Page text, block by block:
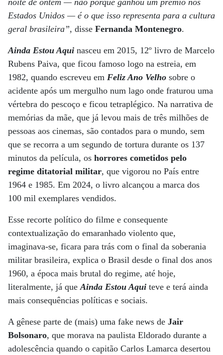
noite de ontem — não porque ganhou um prêmio nos
Estados Unidos — é o que isso representa para a cultura
geral brasileira”, disse Fernanda Montenegro.
Ainda Estou Aqui nasceu em 2015, 12º livro de Marcelo
Rubens Paiva, que ficou famoso logo na estreia, em
1982, quando escreveu em Feliz Ano Velho sobre o
acidente após um mergulho num lago onde fraturou uma
vértebra do pescoço e ficou tetraplégico. Na narrativa de
memórias da mãe, que já levou mais de três milhões de
pessoas aos cinemas, são contados para o mundo, sem
que se recorra a um segundo de tortura durante os 137
minutos da película, os horrores cometidos pelo
regime ditatorial militar, que vigorou no País entre
1964 e 1985. Em 2024, o livro alcançou a marca dos
100 mil exemplares vendidos.
Esse recorte político do filme e consequente
contextualização do emaranhado violento que,
imaginava-se, ficara para trás com o final da soberania
militar brasileira, explica o Brasil desde o final dos anos
1960, a época mais brutal do regime, até hoje,
literalmente, já queAinda Estou Aqui teve e terá ainda
mais consequências políticas e sociais.
A gênese parte de (mais) uma fake news de Jair
Bolsonaro, que morava na paulista Eldorado durante a
adolescência quando o capitão Carlos Lamarca desertou